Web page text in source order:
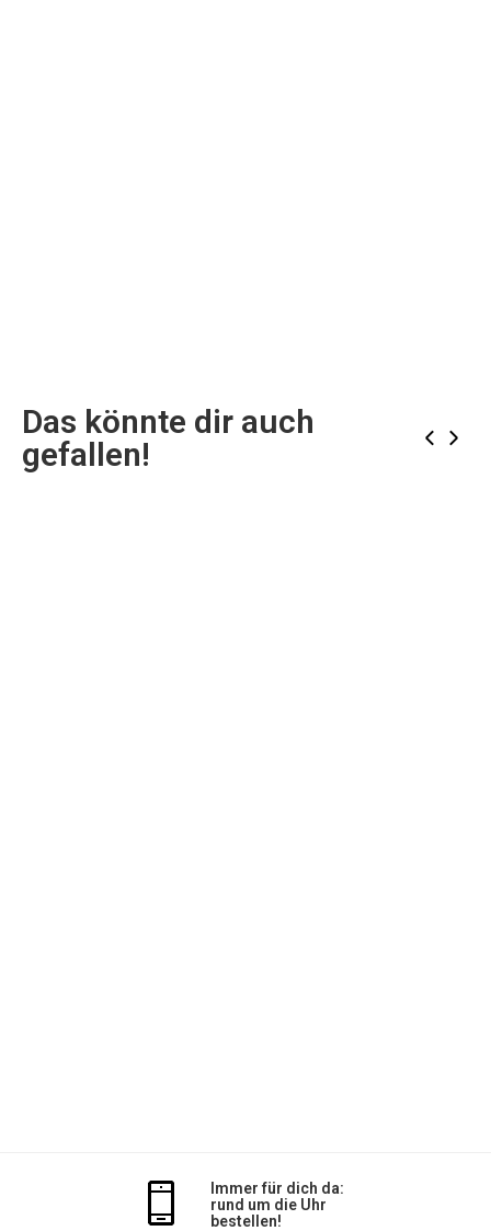
Das könnte dir auch
gefallen!
‹ ›
Immer für dich da:
rund um die Uhr
bestellen!